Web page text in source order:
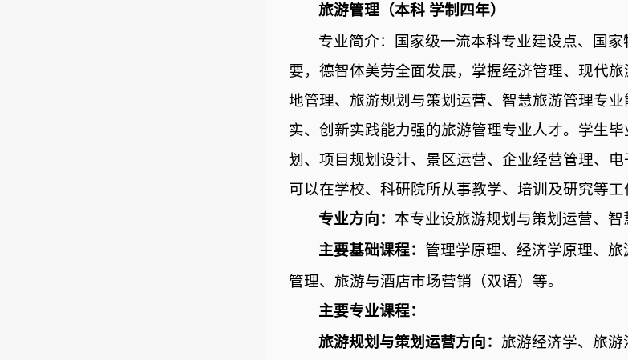
旅游管理（本科 学制四年）
专业简介：国家级一流本科专业建设点、国
要，德智体美劳全面发展，掌握经济管理、现代
地管理、旅游规划与策划运营、智慧旅游管理专
实、创新实践能力强的旅游管理专业人才。学生
划、项目规划设计、景区运营、企业经营管理、
可以在学校、科研院所从事教学、培训及研究等
专业方向： 本专业设旅游规划与策划运营、智
主要基础课程： 管理学原理、经济学原理、
管理、旅游与酒店市场营销（双语）等。
主要专业课程：
旅游规划与策划运营方向： 旅游经济学、旅